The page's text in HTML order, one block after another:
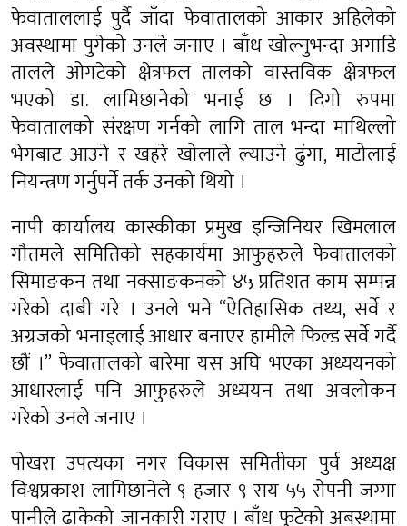
फेवाताललाई पुर्दै जाँदा फेवातालको आकार अहिलेको
अवस्थामा पुगेको उनले जनाए । बाँध खोल्नुभन्दा अगाडि
तालले ओगटेको क्षेत्रफल तालको वास्तविक क्षेत्रफल
भएको डा. लामिछानेको भनाई छ । दिगो रुपमा
फेवातालको संरक्षण गर्नको लागि ताल भन्दा माथिल्लो
भेगबाट आउने र खहरे खोलाले ल्याउने ढुंगा, माटोलाई
नियन्त्रण गर्नुपर्ने तर्क उनको थियो ।
नापी कार्यालय कास्कीका प्रमुख इन्जिनियर खिमलाल
गौतमले समितिको सहकार्यमा आफुहरुले फेवातालको
सिमाङकन तथा नक्साङकनको ४५ प्रतिशत काम सम्पन्न
गरेको दाबी गरे । उनले भने “ऐतिहासिक तथ्य, सर्वे र
अग्रजको भनाइलाई आधार बनाएर हामीले फिल्ड सर्वे गर्दै
छौं ।” फेवातालको बारेमा यस अघि भएका अध्ययनको
आधारलाई पनि आफुहरुले अध्ययन तथा अवलोकन
गरेको उनले जनाए ।
पोखरा उपत्यका नगर विकास समितीका पुर्व अध्यक्ष
विश्वप्रकाश लामिछानेले ९ हजार ९ सय ५५ रोपनी जग्गा
पानीले ढाकेको जानकारी गराए । बाँध फुटेको अबस्थामा